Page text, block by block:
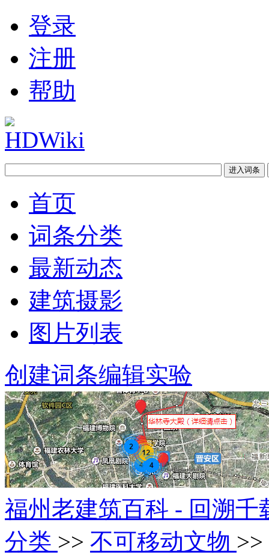
登录
注册
帮助
首页
词条分类
最新动态
建筑摄影
图片列表
创建词条编辑实验
福州老建筑百科 - 回溯
分类 >> 不可移动文物